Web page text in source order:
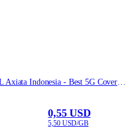
0,55 USD
5,50 USD/GB